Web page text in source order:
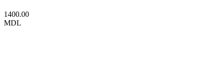
1400.00
MDL